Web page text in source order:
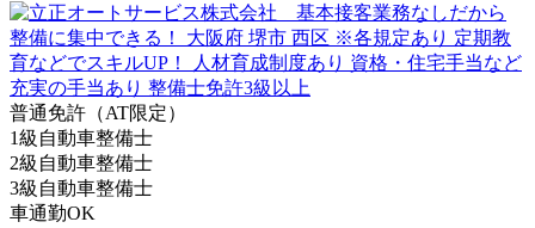
普通免許（AT限定）
1級自動車整備士
2級自動車整備士
3級自動車整備士
車通勤OK